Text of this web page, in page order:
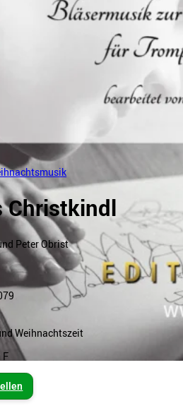
Christkindl
Peter Obrist
Weihnachtszeit
F